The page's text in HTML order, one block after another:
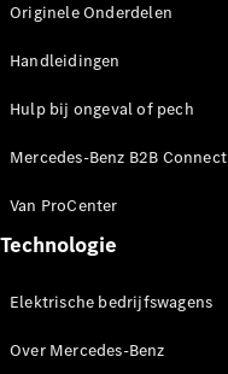
eSprinter
Gesloten
eSprinter
Configurator
Mercedes-
Benz Store
Originele Onderdelen
Handleidingen
Hulp bij ongeval of pech
Mercedes-Benz B2B Connect
Van ProCenter
Technologie
Elektrische bedrijfswagens
Over Mercedes-Benz